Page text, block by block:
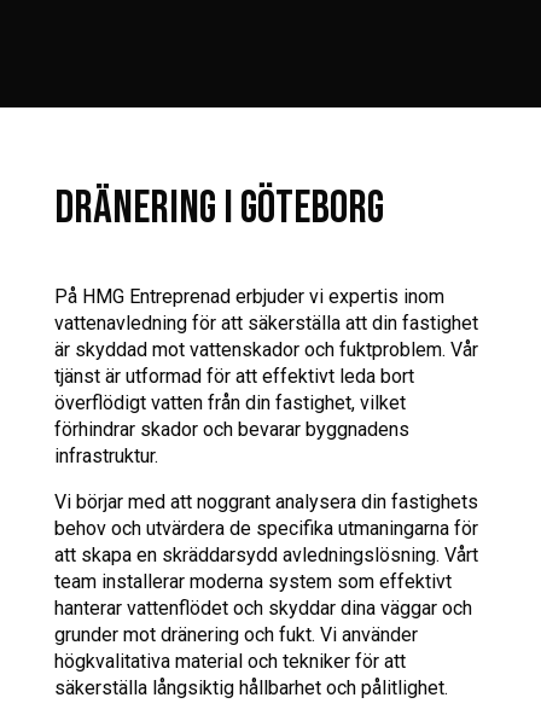
DRÄNERING I GÖTEBORG
På HMG Entreprenad erbjuder vi expertis inom
vattenavledning för att säkerställa att din fastighet
är skyddad mot vattenskador och fuktproblem. Vår
tjänst är utformad för att effektivt leda bort
överflödigt vatten från din fastighet, vilket
förhindrar skador och bevarar byggnadens
infrastruktur.
Vi börjar med att noggrant analysera din fastighets
behov och utvärdera de specifika utmaningarna för
att skapa en skräddarsydd avledningslösning. Vårt
team installerar moderna system som effektivt
hanterar vattenflödet och skyddar dina väggar och
grunder mot dränering och fukt. Vi använder
högkvalitativa material och tekniker för att
säkerställa långsiktig hållbarhet och pålitlighet.